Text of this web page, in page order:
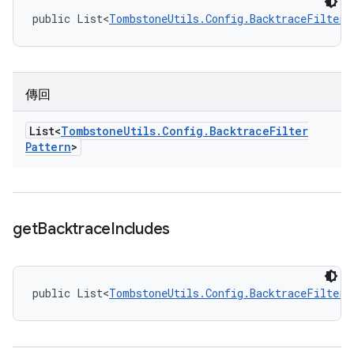
public List<
傳回
List<TombstoneUtils. Config . BacktraceFilter
Pattern>
getBacktraceIncludes
public List<